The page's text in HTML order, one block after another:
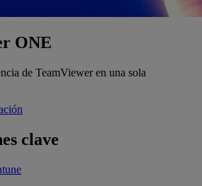
ONE
de TeamViewer en una sola
clave